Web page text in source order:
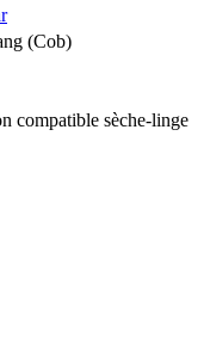
(Cob)
compatible sèche-linge